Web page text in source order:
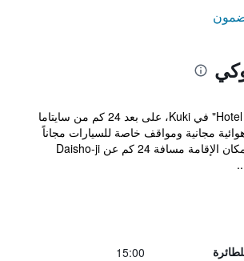
يقع مكان إقامة "Hotel Kuki" في Kuki، على بعد 24 كم من سايتاما
هوائية مجانية ومواقف خاصة للسيارات مجاناً
وحديقة ومطعم. يبعد مكان الإقامة مسافة 24 كم عن Daisho-ji
15:00